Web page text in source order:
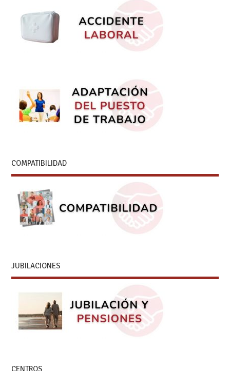
COMPATIBILIDAD
JUBILACIONES
CENTROS